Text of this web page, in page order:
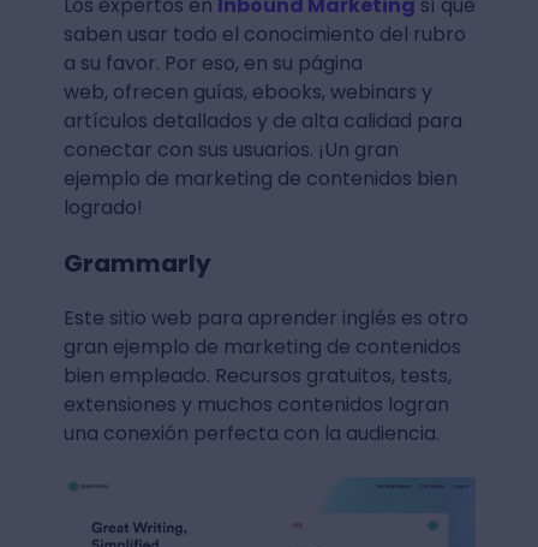
Los expertos en Inbound Marketing sí que
saben usar todo el conocimiento del rubro
a su favor. Por eso, en su página
web, ofrecen guías, ebooks, webinars y
artículos detallados y de alta calidad para
conectar con sus usuarios. ¡Un gran
ejemplo de marketing de contenidos bien
logrado!
Grammarly
Este sitio web para aprender inglés es otro
gran ejemplo de marketing de contenidos
bien empleado. Recursos gratuitos, tests,
extensiones y muchos contenidos logran
una conexión perfecta con la audiencia.